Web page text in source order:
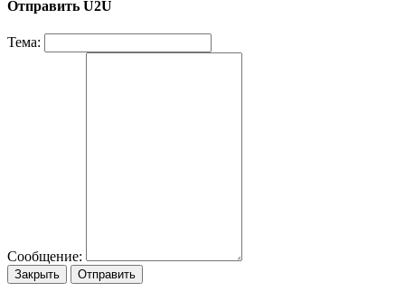
Отправить U2U
Тема:
Сообщение:
Закрыть Отправить